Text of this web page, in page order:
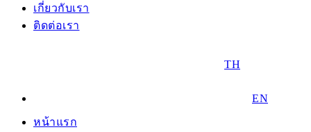
เกี่ยวกับเรา
ติดต่อเรา
TH
EN
หน้าแรก